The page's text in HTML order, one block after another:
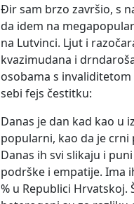
Đir sam brzo završio, s
da idem na
na Lutvinci. Ljut i
kvazimudana i
osobama s
sebi fejs čestitku:
Danas je dan kad kao u
popularni, kao da je crni
Danas ih svi slikaju i
podrške i empatije. Ima
% u Republici Hrvatskoj.